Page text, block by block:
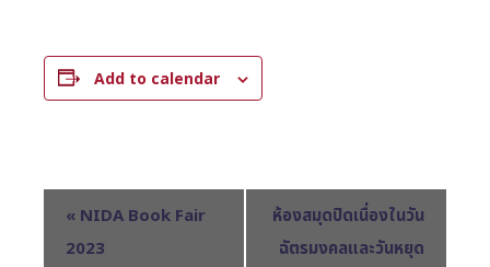
Add to calendar
« NIDA Book Fair
2023
ห้องสมุดปิดเนื่องในวัน
ฉัตรมงคลและวันหยุด